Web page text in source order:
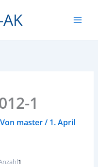
1
master/ 1. April
1